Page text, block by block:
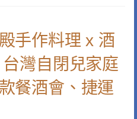
手作料理 x 酒
灣自閉兒家庭
餐酒會、捷運